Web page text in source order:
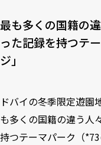
最も多くの国籍の
った記録を持つテ
ジ」
ドバイの冬季限定遊園
も多くの国籍の違う人
持つテーマパーク（